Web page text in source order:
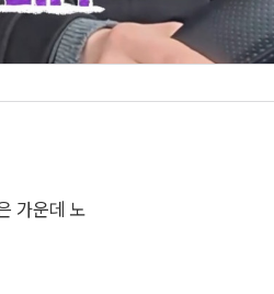
가운데 노